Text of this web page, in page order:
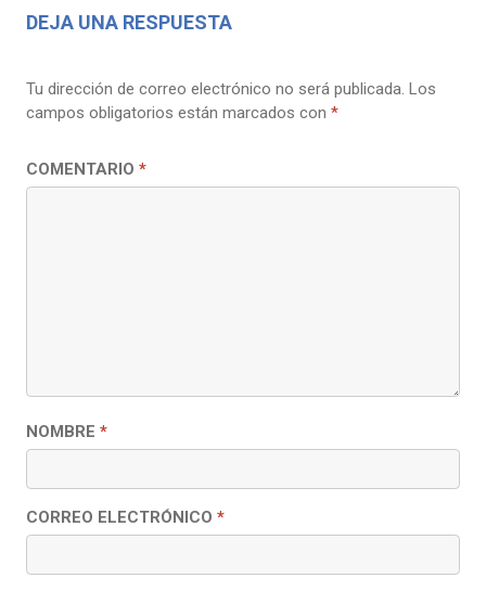
DEJA UNA RESPUESTA
Tu dirección de correo electrónico no será publicada. Los
campos obligatorios están marcados con *
COMENTARIO *
NOMBRE *
CORREO ELECTRÓNICO *